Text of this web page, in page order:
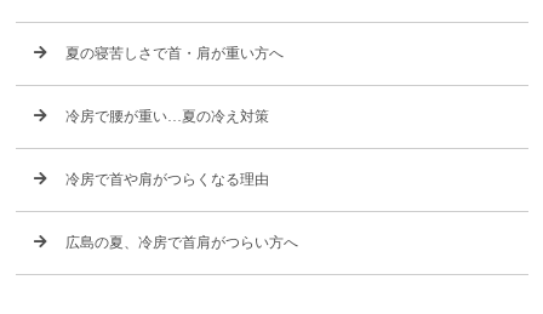
夏の寝苦しさで首・肩が重い方へ
冷房で腰が重い…夏の冷え対策
冷房で首や肩がつらくなる理由
広島の夏、冷房で首肩がつらい方へ